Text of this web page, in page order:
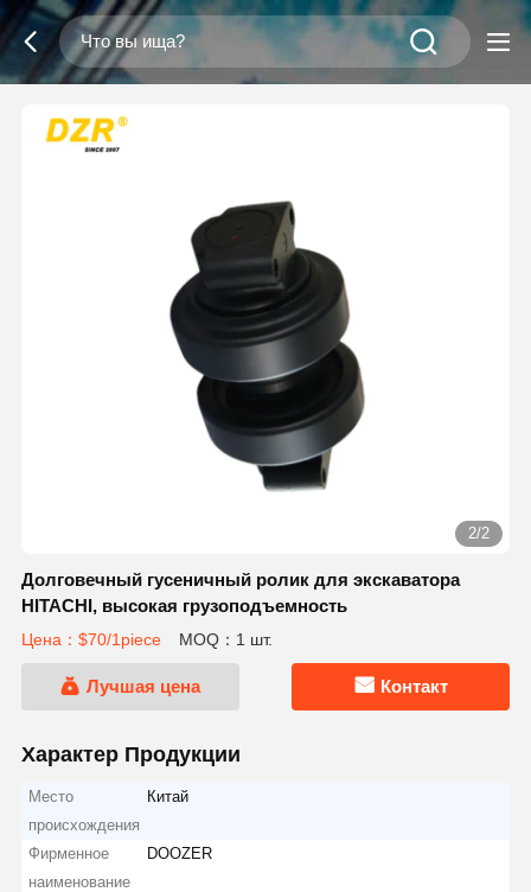
2/2
Долговечный гусеничный ролик для экскаватора
HITACHI, высокая грузоподъемность
Цена：$70/1piece MOQ：1 шт.
Лучшая цена Контакт
Характер Продукции
Место
происхождения
Китай
Фирменное
наименование
DOOZER